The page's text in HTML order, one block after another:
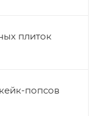
плиток
попсов